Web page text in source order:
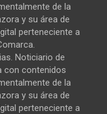
de la
y su área de
perteneciente a
Noticiario de
con contenidos
de la
y su área de
perteneciente a